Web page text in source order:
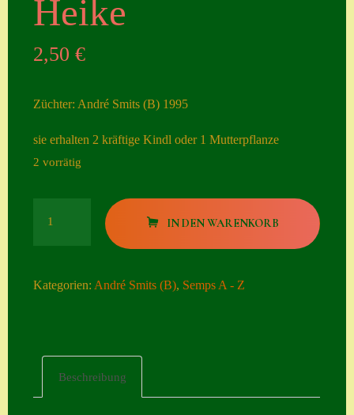
ngen
Datenschutzerklä
mit Semps
Heike
2,50€
Züchter: André Smits (B) 1995
sie erhalten 2 kräftige Kindl oder 1 Mutterpflanze
2 vorrätig
IN DEN WARENKORB
Kategorien:André Smits (B), Semps A - Z
Beschreibung